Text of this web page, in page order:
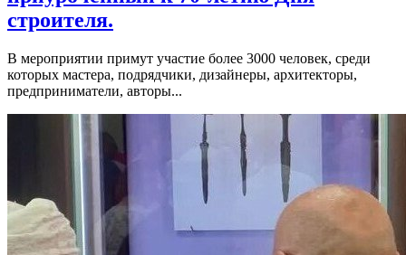
строителя.
В мероприятии примут участие более 3000 человек, среди
которых мастера, подрядчики, дизайнеры, архитекторы,
предприниматели, авторы...